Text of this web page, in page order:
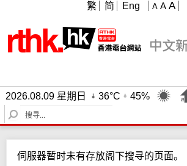
A A A
繁 简 Eng
2026.08.09 星期日 36°C
45%
S
e
c
伺服器暂时未有存放阁下搜寻的页面。